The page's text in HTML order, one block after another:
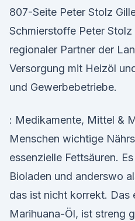
807-Seite Peter Stolz
Schmierstoffe Peter
regionaler Partner der
Versorgung mit Heizöl
und Gewerbebetriebe.
: Medikamente, Mittel &
Menschen wichtige
essenzielle Fettsäuren.
Bioladen und anderswo
das ist nicht korrekt. Das
Marihuana-Öl, ist streng